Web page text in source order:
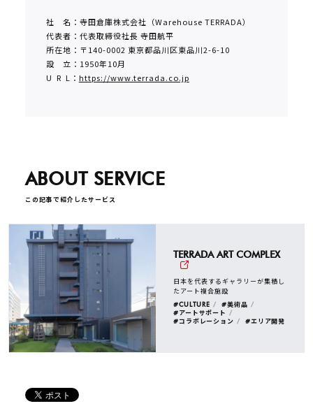
社 名：寺田倉庫株式会社（Warehouse TERRADA）
代表者：代表取締役社長 寺田航平
所在地：〒140-0002 東京都品川区東品川2-6-10
設 立：1950年10月
U R L： https://www.terrada.co.jp
ABOUT SERVICE
この記事で紹介したサービス
TERRADA ART COMPLEX
日本を代表するギャラリーが集積し
たアート複合施設
#CULTURE
#美術品
#アートサポート
#コラボレーション
#エリア開発